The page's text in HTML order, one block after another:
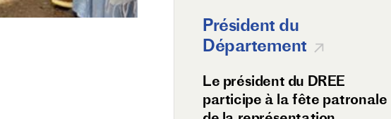
Président du
Département
Le président du DREE
participe à la fête patronale